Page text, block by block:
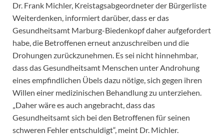
Dr. Frank Michler, Kreistagsabgeordneter der Bürgerliste
Weiterdenken, informiert darüber, dass er das
Gesundheitsamt Marburg-Biedenkopf daher aufgefordert
habe, die Betroffenen erneut anzuschreiben und die
Drohungen zurückzunehmen. Es sei nicht hinnehmbar,
dass das Gesundheitsamt Menschen unter Androhung
eines empfindlichen Übels dazu nötige, sich gegen ihren
Willen einer medizinischen Behandlung zu unterziehen.
„Daher wäre es auch angebracht, dass das
Gesundheitsamt sich bei den Betroffenen für seinen
schweren Fehler entschuldigt“, meint Dr. Michler.